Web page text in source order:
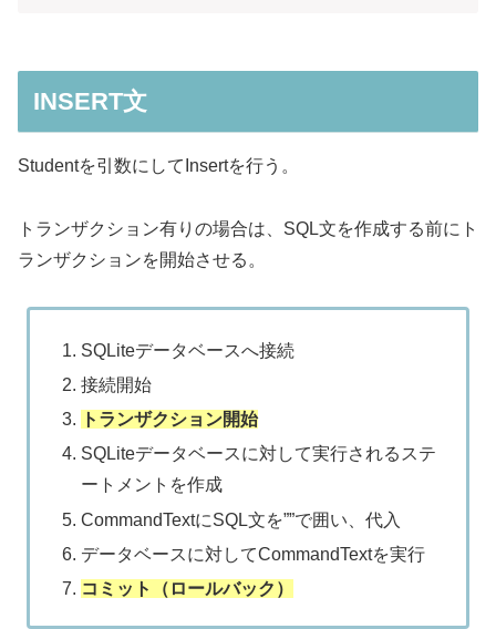
INSERT文
Studentを引数にしてInsertを行う。
トランザクション有りの場合は、SQL文を作成する前にト
ランザクションを開始させる。
SQLiteデータベースへ接続
接続開始
トランザクション開始
SQLiteデータベースに対して実行されるステ
ートメントを作成
CommandTextにSQL文を””で囲い、代入
データベースに対してCommandTextを実行
コミット（ロールバック）